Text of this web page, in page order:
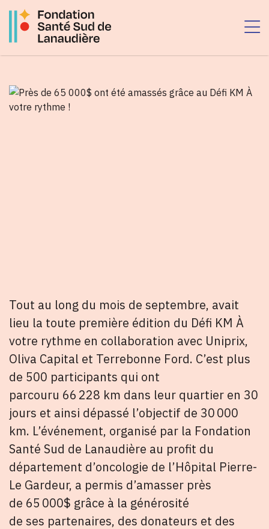
Passer
Tout au long du mois de septembre, avait
lieu la toute première édition du Défi KM À
votre rythme en collaboration avec Uniprix,
Oliva Capital et Terrebonne Ford. C’est plus
de 500 participants qui ont
parcouru 66 228 km dans leur quartier en 30
jours et ainsi dépassé l’objectif de 30 000
km. L’événement, organisé par la Fondation
Santé Sud de Lanaudière au profit du
département d’oncologie de l’Hôpital Pierre-
Le Gardeur, a permis d’amasser près
de 65 000$ grâce à la générosité
de ses partenaires, des donateurs et des